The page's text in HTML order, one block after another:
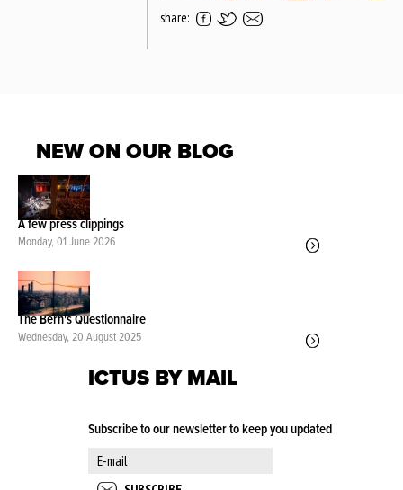
share:
NEW ON OUR BLOG
A few press clippings
Monday, 01 June 2026
The Bern's Questionnaire
Wednesday, 20 August 2025
ICTUS BY MAIL
Subscribe to our newsletter to keep you updated